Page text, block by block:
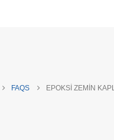
FAQS EPOKSI ZEMIN